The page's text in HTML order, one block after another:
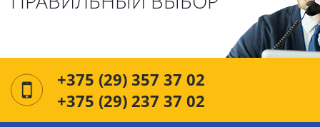
+375 (29) 357 37 02
+375 (29) 237 37 02